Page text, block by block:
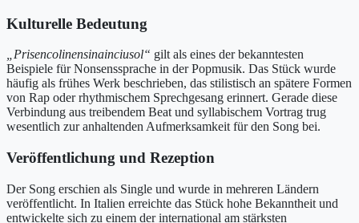
Kulturelle Bedeutung
„Prisencolinensinainciusol“ gilt als eines der bekanntesten
Beispiele für Nonsenssprache in der Popmusik. Das Stück wurde
häufig als frühes Werk beschrieben, das stilistisch an spätere Formen
von Rap oder rhythmischem Sprechgesang erinnert. Gerade diese
Verbindung aus treibendem Beat und syllabischem Vortrag trug
wesentlich zur anhaltenden Aufmerksamkeit für den Song bei.
Veröffentlichung und Rezeption
Der Song erschien als Single und wurde in mehreren Ländern
veröffentlicht. In Italien erreichte das Stück hohe Bekanntheit und
entwickelte sich zu einem der international am stärksten